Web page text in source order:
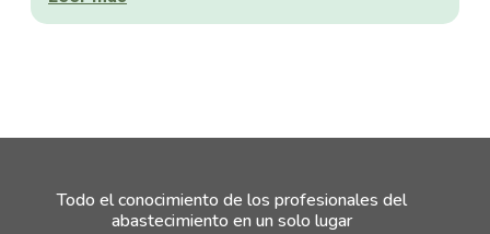
Todo el conocimiento de los profesionales del
abastecimiento en un solo lugar